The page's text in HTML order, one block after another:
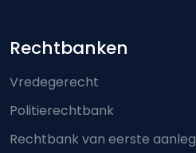
Footer-menu
Rechtbanken
Vredegerecht
Politierechtbank
Rechtbank van eerste aanleg